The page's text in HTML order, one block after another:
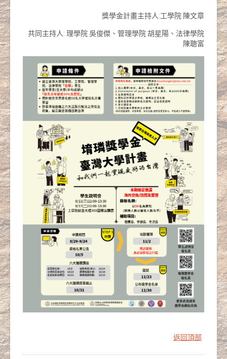
獎學金計畫主持人:工學院 陳文章
共同主持人: 理學院 吳俊傑、管理學院 胡星陽、法律學院
陳聰富
返回頂部